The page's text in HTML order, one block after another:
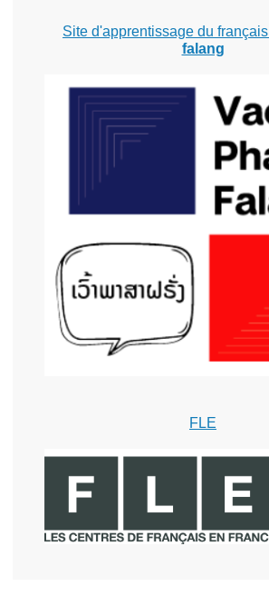
Site d'apprentissage du français
falang
FLE